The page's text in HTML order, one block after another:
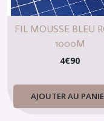
FIL MOUSSE BLEU
1000M
4€90
AJOUTER AU